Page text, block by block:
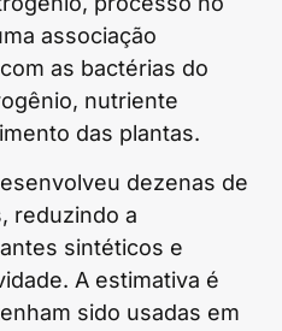
associação
as bactérias do
nutriente
das plantas.
dezenas de
reduzindo a
sintéticos e
A estimativa é
sido usadas em